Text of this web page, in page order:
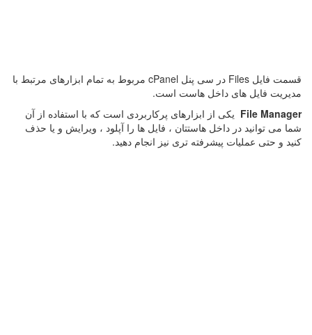
قسمت فایل Files در سی پنل cPanel مربوط به تمام ابزارهای مرتبط با
مدیریت فایل های داخل هاست است.
File Manager یکی از ابزارهای پرکاربردی است که با استفاده از آن
شما می توانید در داخل هاستتان ، فایل ها را آپلود ، ویرایش و یا حذف
کنید و حتی عملیات پیشرفته تری نیز انجام دهید.